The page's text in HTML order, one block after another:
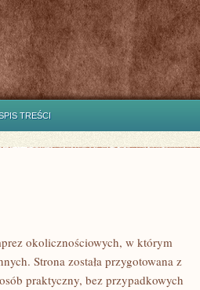
TREŚCI
okolicznościowych, w którym
Strona została przygotowana z
praktyczny, bez przypadkowych